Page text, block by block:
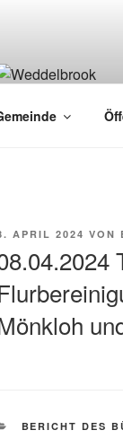
APRIL 2024 VON
BERICHT DES